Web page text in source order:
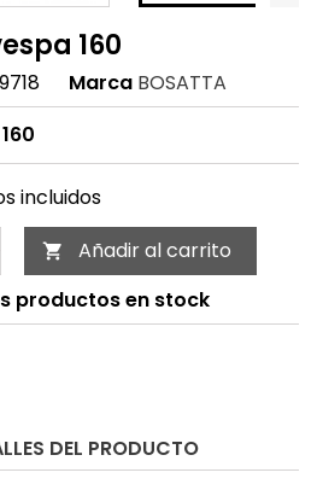
160
Marca BOSATTA
incluidos
 Añadir al carrito
productos en stock
DEL PRODUCTO